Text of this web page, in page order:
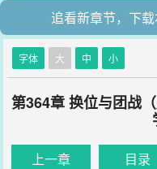
追看新章节，下
字体 大 中 小
第364章 换位与团战
上一章 目录